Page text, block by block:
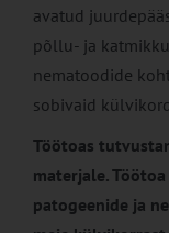
avatud
põllu- ja
nematoodide
sobivaid
Töötoas
materjale.
patogeenide ja